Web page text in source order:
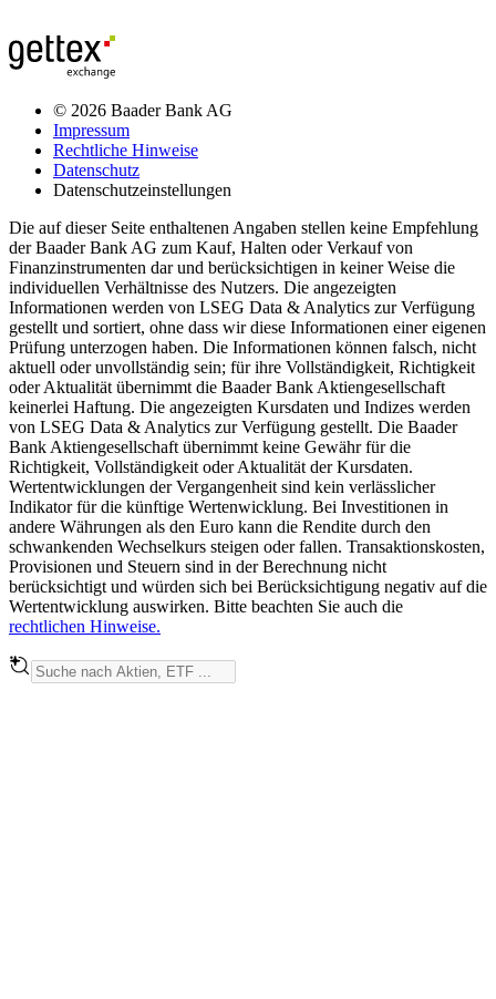
© 2026 Baader Bank AG
Impressum
Rechtliche Hinweise
Datenschutz
Datenschutzeinstellungen
Die auf dieser Seite enthaltenen Angaben stellen keine Empfehlung
der Baader Bank AG zum Kauf, Halten oder Verkauf von
Finanzinstrumenten dar und berücksichtigen in keiner Weise die
individuellen Verhältnisse des Nutzers. Die angezeigten
Informationen werden von LSEG Data & Analytics zur Verfügung
gestellt und sortiert, ohne dass wir diese Informationen einer eigenen
Prüfung unterzogen haben. Die Informationen können falsch, nicht
aktuell oder unvollständig sein; für ihre Vollständigkeit, Richtigkeit
oder Aktualität übernimmt die Baader Bank Aktiengesellschaft
keinerlei Haftung. Die angezeigten Kursdaten und Indizes werden
von LSEG Data & Analytics zur Verfügung gestellt. Die Baader
Bank Aktiengesellschaft übernimmt keine Gewähr für die
Richtigkeit, Vollständigkeit oder Aktualität der Kursdaten.
Wertentwicklungen der Vergangenheit sind kein verlässlicher
Indikator für die künftige Wertenwicklung. Bei Investitionen in
andere Währungen als den Euro kann die Rendite durch den
schwankenden Wechselkurs steigen oder fallen. Transaktionskosten,
Provisionen und Steuern sind in der Berechnung nicht
berücksichtigt und würden sich bei Berücksichtigung negativ auf die
Wertentwicklung auswirken. Bitte beachten Sie auch die
rechtlichen Hinweise.